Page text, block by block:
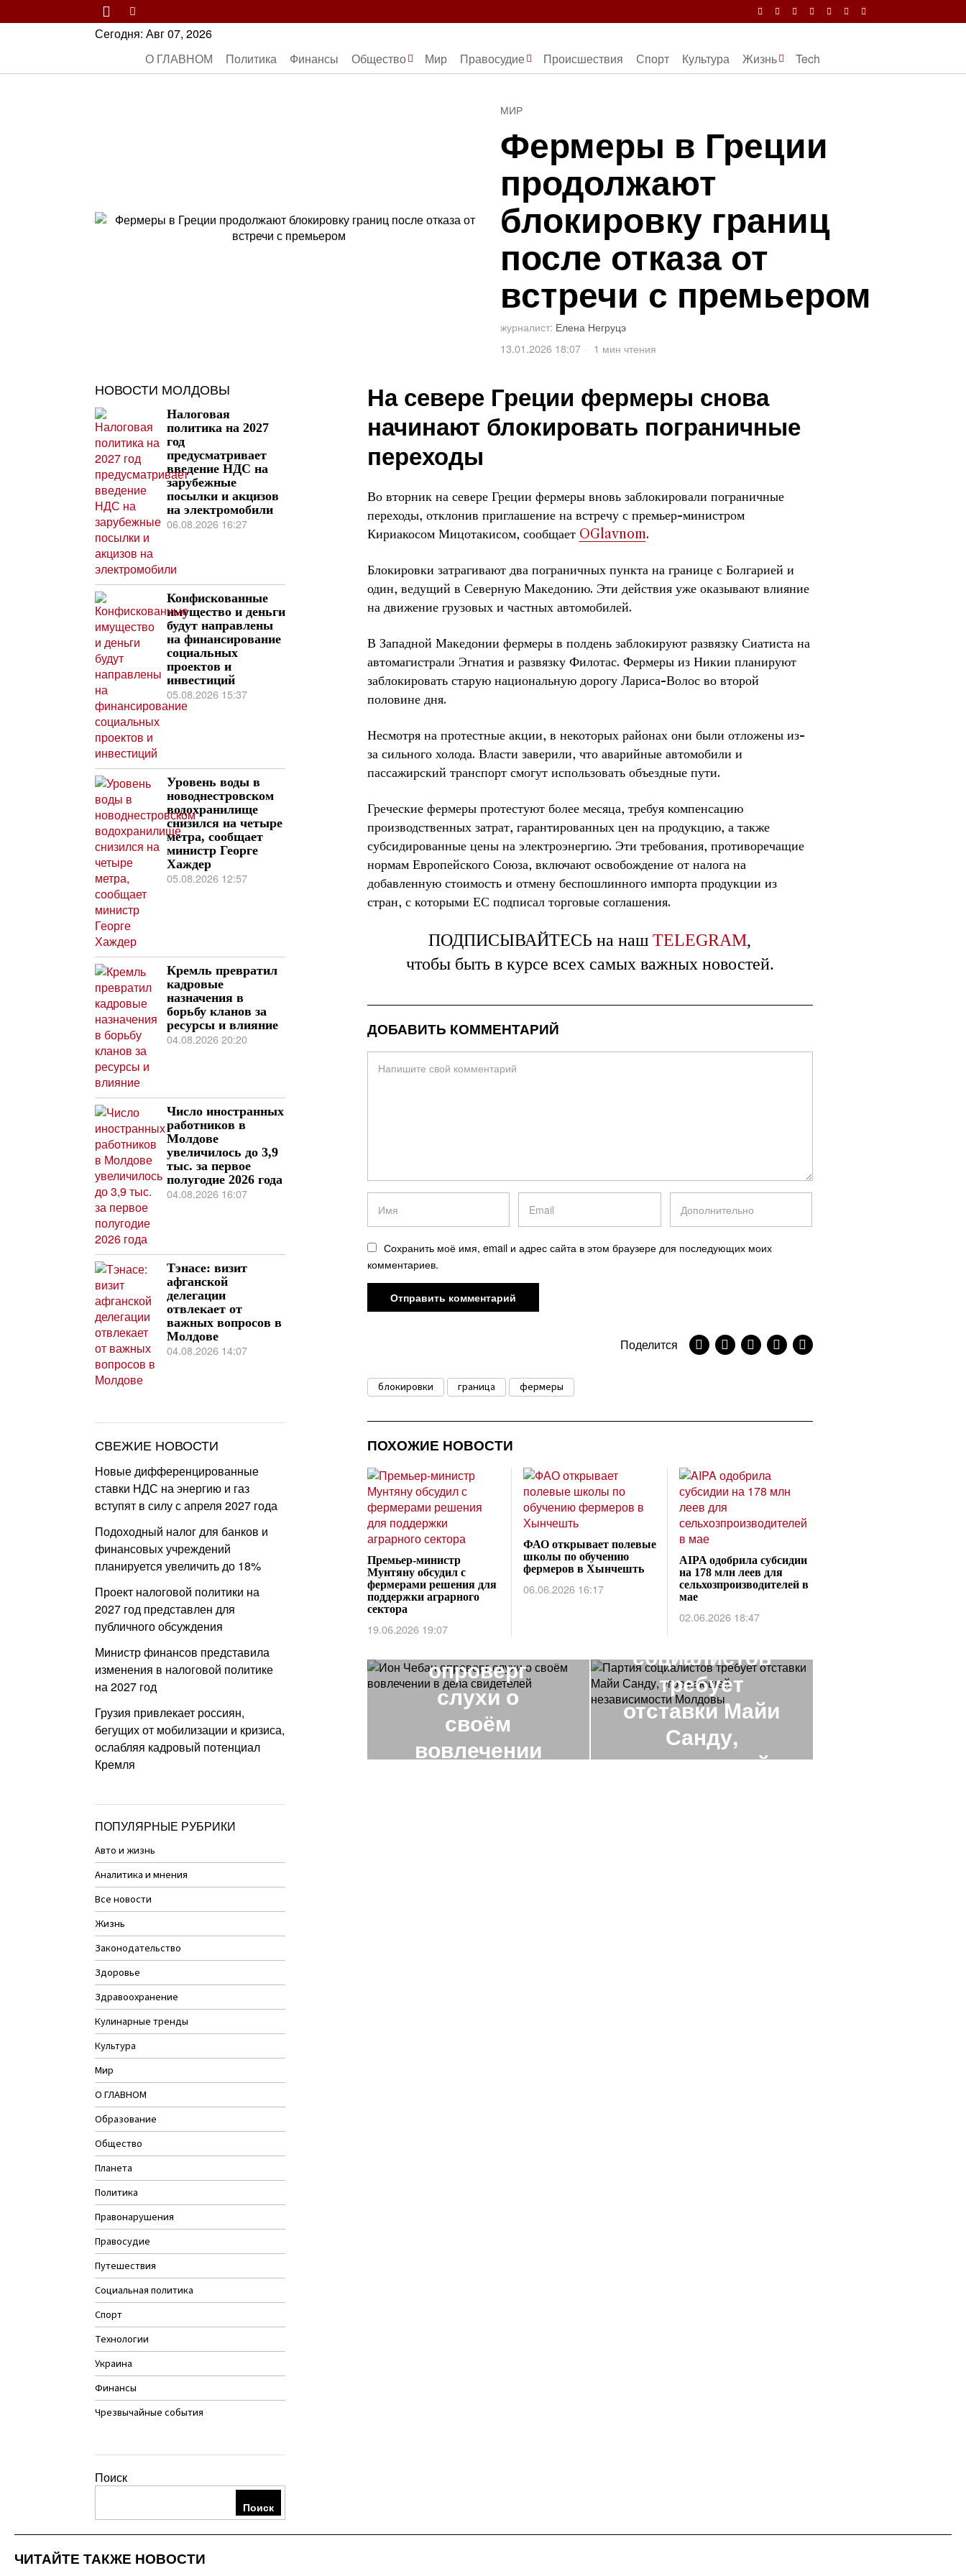
Сегодня: Авг 07, 2026
О ГЛАВНОМ
Политика Финансы Общество Мир Правосудие Происшествия Спорт Культура Жизнь Tech
МИР
Фермеры в Греции
продолжают
блокировку границ
после отказа от
встречи с премьером
журналист: Елена Негруцэ
13.01.2026 18:07
1 мин чтения
На севере Греции фермеры снова
начинают блокировать пограничные
переходы
Во вторник на севере Греции фермеры вновь заблокировали пограничные
переходы, отклонив приглашение на встречу с премьер-министром
Кириакосом Мицотакисом, сообщает OGlavnom.
Блокировки затрагивают два пограничных пункта на границе с Болгарией и
один, ведущий в Северную Македонию. Эти действия уже оказывают влияние
на движение грузовых и частных автомобилей.
В Западной Македонии фермеры в полдень заблокируют развязку Сиатиста на
автомагистрали Эгнатия и развязку Филотас. Фермеры из Никии планируют
заблокировать старую национальную дорогу Лариса-Волос во второй
половине дня.
Несмотря на протестные акции, в некоторых районах они были отложены из-
за сильного холода. Власти заверили, что аварийные автомобили и
пассажирский транспорт смогут использовать объездные пути.
Греческие фермеры протестуют более месяца, требуя компенсацию
производственных затрат, гарантированных цен на продукцию, а также
субсидированные цены на электроэнергию. Эти требования, противоречащие
нормам Европейского Союза, включают освобождение от налога на
добавленную стоимость и отмену беспошлинного импорта продукции из
стран, с которыми ЕС подписал торговые соглашения.
ПОДПИСЫВАЙТЕСЬ на наш TELEGRAM,
чтобы быть в курсе всех самых важных новостей.
ДОБАВИТЬ КОММЕНТАРИЙ
Сохранить моё имя, email и адрес сайта в этом браузере для последующих моих
комментариев.
Поделится
блокировки граница фермеры
ПОХОЖИЕ НОВОСТИ
Премьер-министр
Мунтяну обсудил с
фермерами решения для
поддержки аграрного
сектора
19.06.2026 19:07
ФАО открывает полевые
школы по обучению
фермеров в Хынчешть
06.06.2026 16:17
AIPA одобрила субсидии
на 178 млн леев для
сельхозпроизводителей в
мае
02.06.2026 18:47
Ион Чебан
опроверг
слухи о
своём
вовлечении
NEXT STORY
Партия
социалистов
требует
отставки Майи
Санду,
угрожающей
НОВОСТИ МОЛДОВЫ
Налоговая
политика на 2027
год
предусматривает
введение НДС на
зарубежные
посылки и акцизов
на электромобили
06.08.2026 16:27
Конфискованные
имущество и деньги
будут направлены
на финансирование
социальных
проектов и
инвестиций
05.08.2026 15:37
Уровень воды в
новоднестровском
водохранилище
снизился на четыре
метра, сообщает
министр Георге
Хаждер
05.08.2026 12:57
Кремль превратил
кадровые
назначения в
борьбу кланов за
ресурсы и влияние
04.08.2026 20:20
Число иностранных
работников в
Молдове
увеличилось до 3,9
тыс. за первое
полугодие 2026 года
04.08.2026 16:07
Тэнасе: визит
афганской
делегации
отвлекает от
важных вопросов в
Молдове
04.08.2026 14:07
СВЕЖИЕ НОВОСТИ
Новые дифференцированные
ставки НДС на энергию и газ
вступят в силу с апреля 2027 года
Подоходный налог для банков и
финансовых учреждений
планируется увеличить до 18%
Проект налоговой политики на
2027 год представлен для
публичного обсуждения
Министр финансов представила
изменения в налоговой политике
на 2027 год
Грузия привлекает россиян,
бегущих от мобилизации и кризиса,
ослабляя кадровый потенциал
Кремля
ПОПУЛЯРНЫЕ РУБРИКИ
Авто и жизнь
Аналитика и мнения
Все новости
Жизнь
Законодательство
Здоровье
Здравоохранение
Кулинарные тренды
Культура
Мир
О ГЛАВНОМ
Образование
Общество
Планета
Политика
Правонарушения
Правосудие
Путешествия
Социальная политика
Спорт
Технологии
Украина
Финансы
Чрезвычайные события
Поиск
Поиск
ЧИТАЙТЕ ТАКЖЕ НОВОСТИ